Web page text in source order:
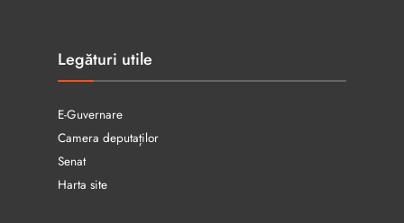
Legături utile
E-Guvernare
Camera deputaților
Senat
Harta site